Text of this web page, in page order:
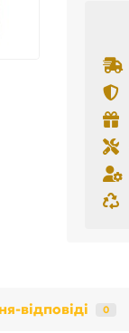
відповіді 0